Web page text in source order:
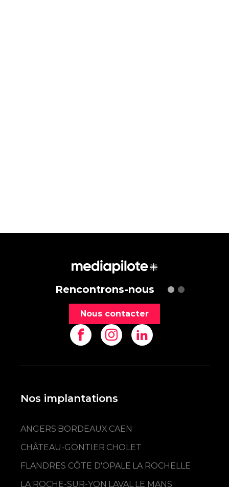
Rencontrons-nous
Nous contacter
Nos implantations
ANGERS BORDEAUX CAEN
CHÂTEAU-GONTIER CHOLET
FLANDRES CÔTE D'OPALE LA ROCHELLE
LA ROCHE-SUR-YON LAVAL LE MANS